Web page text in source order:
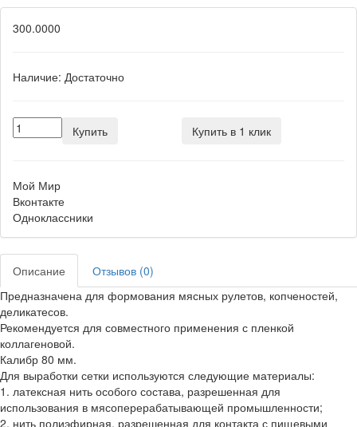
300.0000
Наличие: Достаточно
Купить Купить в 1 клик
Мой Мир
Вконтакте
Одноклассники
Описание
Отзывов (0)
Предназначена для формования мясных рулетов, копченостей,
деликатесов.
Рекомендуется для совместного применения с пленкой
коллагеновой.
Калибр 80 мм.
Для выработки сетки используются следующие материалы:
1. латексная нить особого состава, разрешенная для
использования в мясоперерабатывающей промышленности;
2. нить полиэфирная, разрешенная для контакта с пищевыми